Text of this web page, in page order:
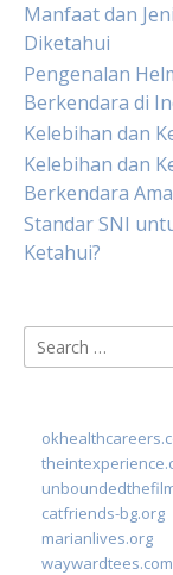
Manfaat dan
Diketahui
Pengenalan
Berkendara di
Kelebihan dan
Kelebihan dan
Berkendara
Standar SNI
Ketahui?
Search
for:
catfriends-bg.org
marianlives.org
waywardtees.com